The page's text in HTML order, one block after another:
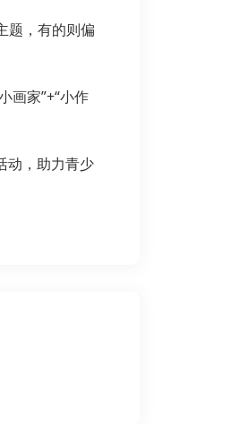
题，有的则偏
画家”+“小作
动，助力青少